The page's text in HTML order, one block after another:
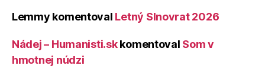
Lemmy komentoval Letný Slnovrat 2026
Nádej – Humanisti.skkomentoval Som v
hmotnej núdzi